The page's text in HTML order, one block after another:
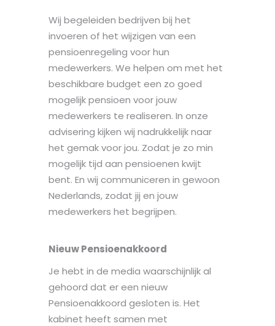
Wij begeleiden bedrijven bij het
invoeren of het wijzigen van een
pensioenregeling voor hun
medewerkers. We helpen om met het
beschikbare budget een zo goed
mogelijk pensioen voor jouw
medewerkers te realiseren. In onze
advisering kijken wij nadrukkelijk naar
het gemak voor jou. Zodat je zo min
mogelijk tijd aan pensioenen kwijt
bent. En wij communiceren in gewoon
Nederlands, zodat jij en jouw
medewerkers het begrijpen.
Nieuw Pensioenakkoord
Je hebt in de media waarschijnlijk al
gehoord dat er een nieuw
Pensioenakkoord gesloten is. Het
kabinet heeft samen met